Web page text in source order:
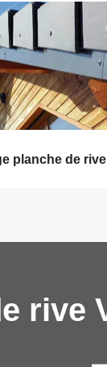
planche de
rive